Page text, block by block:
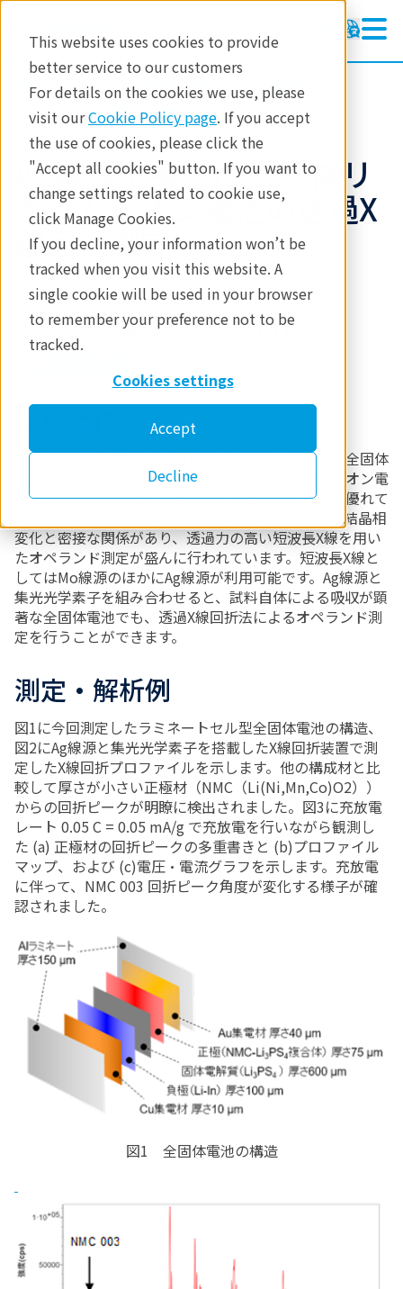
This website uses cookies to provide
better service to our customers
For details on the cookies we use, please
visit ourCookie Policy page. If you accept
the use of cookies, please click the
"Accept all cookies" button. If you want to
change settings related to cookie use,
click Manage Cookies.
If you decline, your information won’t be
tracked when you visit this website. A
single cookie will be used in your browser
to remember your preference not to be
tracked.
Cookies settings
Accept
Decline
製品 X線回折・散乱
X線回折
アプリケーションノート
Ag線源を用いた 全固体リ
チウムイオン電池の透過X
線回折測定
アプリケーションノート B-XRD1124
はじめに
固体電解質を使用した全固体リチウムイオン電池（全固体
電池）は、既存の液体電解質を使用したリチウムイオン電
池と比較して安全性、大容量化、小型化などの点で優れて
います。電池の性能は充放電過程における正極材の結晶相
変化と密接な関係があり、透過力の高い短波長X線を用い
たオペランド測定が盛んに行われています。短波長X線と
してはMo線源のほかにAg線源が利用可能です。Ag線源と
集光光学素子を組み合わせると、試料自体による吸収が顕
著な全固体電池でも、透過X線回折法によるオペランド測
定を行うことができます。
測定・解析例
図1に今回測定したラミネートセル型全固体電池の構造、
図2にAg線源と集光光学素子を搭載したX線回折装置で測
定したX線回折プロファイルを示します。他の構成材と比
較して厚さが小さい正極材（NMC（Li(Ni,Mn,Co)O2））
からの回折ピークが明瞭に検出されました。図3に充放電
レート 0.05 C = 0.05 mA/g で充放電を行いながら観測し
た (a) 正極材の回折ピークの多重書きと (b)プロファイル
マップ、および (c)電圧・電流グラフを示します。充放電
に伴って、NMC 003 回折ピーク角度が変化する様子が確
認されました。
図1 全固体電池の構造